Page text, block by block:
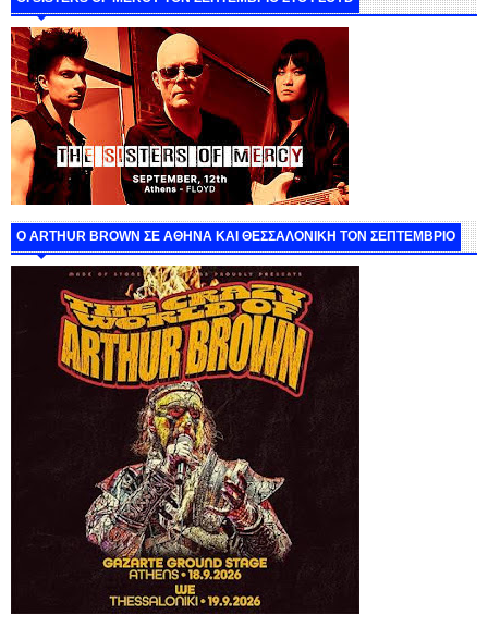
O ARTHUR BROWN ΣΕ ΑΘΗΝΑ ΚΑΙ ΘΕΣΣΑΛΟΝΙΚΗ ΤΟΝ ΣΕΠΤΕΜΒΡΙΟ